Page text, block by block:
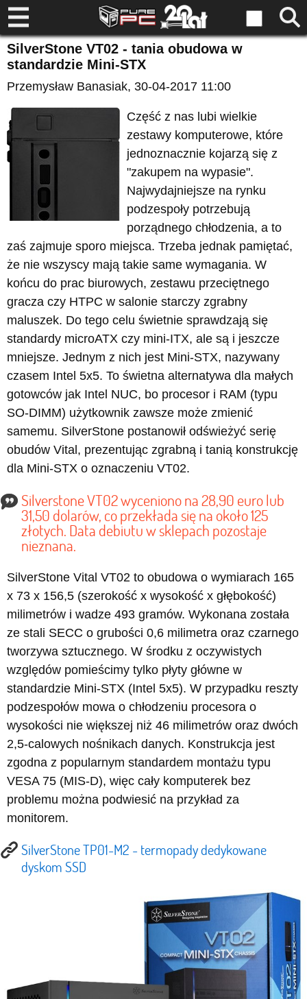
SilverStone VT02 - tania obudowa w
standardzie Mini-STX
Przemysław Banasiak, 30-04-2017 11:00
Część z nas lubi wielkie
zestawy komputerowe, które
jednoznacznie kojarzą się z
"zakupem na wypasie".
Najwydajniejsze na rynku
podzespoły potrzebują
porządnego chłodzenia, a to
zaś zajmuje sporo miejsca. Trzeba jednak pamiętać,
że nie wszyscy mają takie same wymagania. W
końcu do prac biurowych, zestawu przeciętnego
gracza czy HTPC w salonie starczy zgrabny
maluszek. Do tego celu świetnie sprawdzają się
standardy microATX czy mini-ITX, ale są i jeszcze
mniejsze. Jednym z nich jest Mini-STX, nazywany
czasem Intel 5x5. To świetna alternatywa dla małych
gotowców jak Intel NUC, bo procesor i RAM (typu
SO-DIMM) użytkownik zawsze może zmienić
samemu. SilverStone postanowił odświeżyć serię
obudów Vital, prezentując zgrabną i tanią konstrukcję
dla Mini-STX o oznaczeniu VT02.
Silverstone VT02 wyceniono na 28,90 euro lub
31,50 dolarów, co przekłada się na około 125
złotych. Data debiutu w sklepach pozostaje
nieznana.
SilverStone Vital VT02 to obudowa o wymiarach 165
x 73 x 156,5 (szerokość x wysokość x głębokość)
milimetrów i wadze 493 gramów. Wykonana została
ze stali SECC o grubości 0,6 milimetra oraz czarnego
tworzywa sztucznego. W środku z oczywistych
względów pomieścimy tylko płyty główne w
standardzie Mini-STX (Intel 5x5). W przypadku reszty
podzespołów mowa o chłodzeniu procesora o
wysokości nie większej niż 46 milimetrów oraz dwóch
2,5-calowych nośnikach danych. Konstrukcja jest
zgodna z popularnym standardem montażu typu
VESA 75 (MIS-D), więc cały komputerek bez
problemu można podwiesić na przykład za
monitorem.
SilverStone TP01-M2 - termopady dedykowane
dyskom SSD